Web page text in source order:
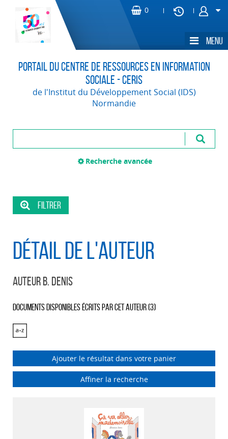
Portail du Centre de Ressources en Information
Sociale - CERIS
de l'Institut du Développement Social (IDS)
Normandie
Recherche avancée
Détail de l'auteur
Auteur B. Denis
Documents disponibles écrits par cet auteur (3)
Ajouter le résultat dans votre panier
Affiner la recherche